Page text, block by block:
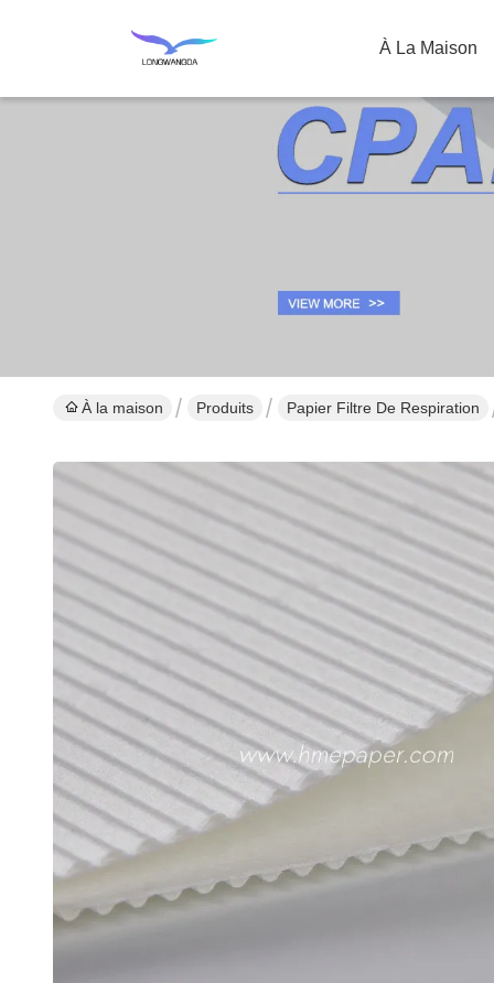
À La Maison
À la maison Produits Papier Filtre De Respiration